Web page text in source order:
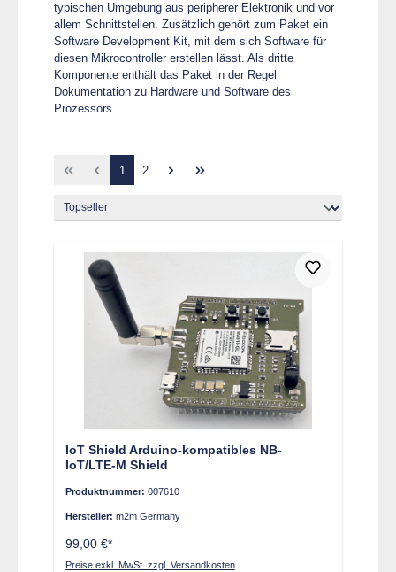
typischen Umgebung aus peripherer Elektronik und vor
allem Schnittstellen. Zusätzlich gehört zum Paket ein
Software Development Kit, mit dem sich Software für
diesen Mikrocontroller erstellen lässt. Als dritte
Komponente enthält das Paket in der Regel
Dokumentation zu Hardware und Software des
Prozessors.
Seite
1 Seite
2
IoT Shield Arduino-kompatibles NB-
IoT/LTE-M Shield
Produktnummer: 007610
Hersteller: m2m Germany
99,00 €*
Preise exkl. MwSt. zzgl. Versandkosten